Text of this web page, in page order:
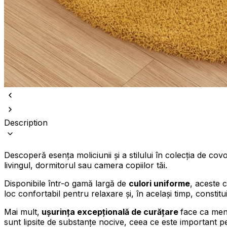
Description
Descoperă esența moliciunii și a stilului în colecția de
livingul, dormitorul sau camera copiilor tăi.
Disponibile într-o gamă largă de culori uniforme, aceste
loc confortabil pentru relaxare și, în același timp,
Mai mult, ușurința excepțională de curățare face ca
sunt lipsite de substanțe nocive, ceea ce este important
Folosim cookie-uri pentru a
Cookie-urile necesare sunt
stochează date care permit
Preferințe
preferată sau regiunea în care